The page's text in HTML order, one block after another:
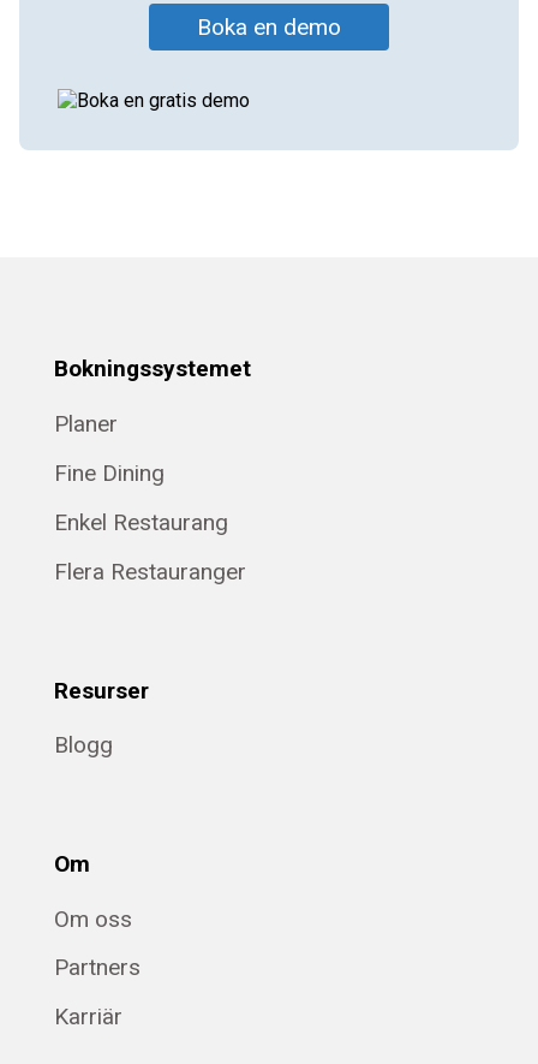
Boka en demo
Bokningssystemet
Planer
Fine Dining
Enkel Restaurang
Flera Restauranger
Resurser
Blogg
Om
Om oss
Partners
Karriär